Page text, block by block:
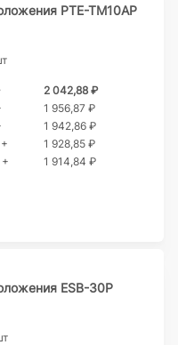
PTE-TM10AP
2 042,88 ₽
1 956,87 ₽
1 942,86 ₽
1 928,85 ₽
+
1 914,84 ₽
ESB-30P